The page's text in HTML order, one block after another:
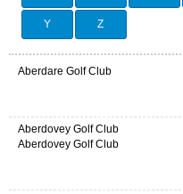
Y Z
Aberdare Golf Club
Aberdovey Golf Club
Aberdovey Golf Club